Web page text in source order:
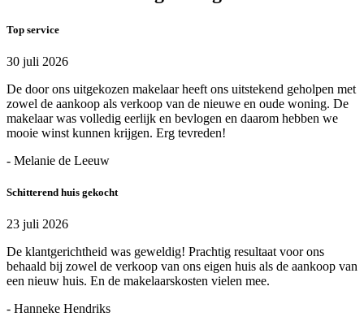
Top service
30 juli 2026
De door ons uitgekozen makelaar heeft ons uitstekend geholpen met
zowel de aankoop als verkoop van de nieuwe en oude woning. De
makelaar was volledig eerlijk en bevlogen en daarom hebben we
mooie winst kunnen krijgen. Erg tevreden!
- Melanie de Leeuw
Schitterend huis gekocht
23 juli 2026
De klantgerichtheid was geweldig! Prachtig resultaat voor ons
behaald bij zowel de verkoop van ons eigen huis als de aankoop van
een nieuw huis. En de makelaarskosten vielen mee.
- Hanneke Hendriks